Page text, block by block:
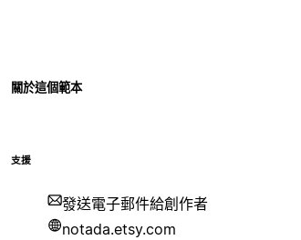
關於這個範本
支援
發送電子郵件給創作者
notada.etsy.com